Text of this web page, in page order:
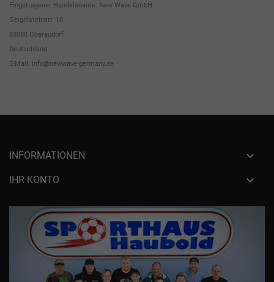
Eingetragener Handelsname: New Wave GmbH
Geigelsteinstr. 10
83080 Oberaudorf
Deutschland
E-Mail: info@newwave-germany.de
INFORMATIONEN 
IHR KONTO 